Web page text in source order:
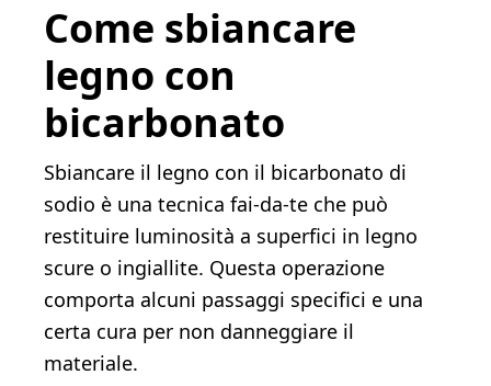
Come sbiancare
legno con
bicarbonato
Sbiancare il legno con il bicarbonato di
sodio è una tecnica fai-da-te che può
restituire luminosità a superfici in legno
scure o ingiallite. Questa operazione
comporta alcuni passaggi specifici e una
certa cura per non danneggiare il
materiale.